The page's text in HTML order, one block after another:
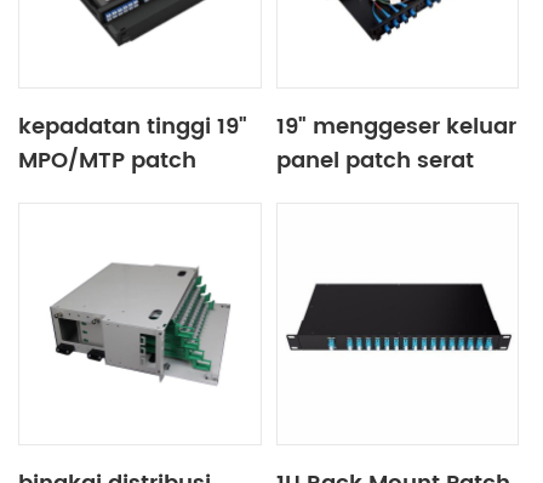
kepadatan tinggi 19"
MPO/MTP patch
19" menggeser keluar
panel patch serat